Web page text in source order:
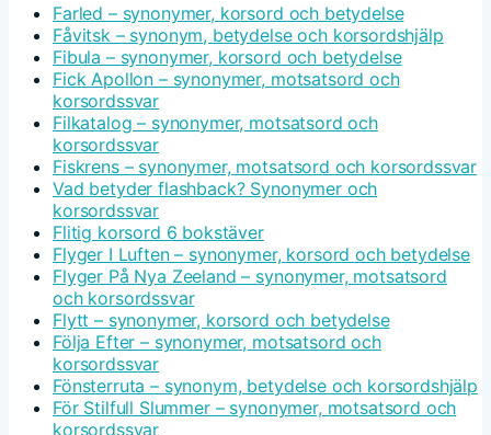
Farled – synonymer, korsord och betydelse
Fåvitsk – synonym, betydelse och korsordshjälp
Fibula – synonymer, korsord och betydelse
Fick Apollon – synonymer, motsatsord och
korsordssvar
Filkatalog – synonymer, motsatsord och
korsordssvar
Fiskrens – synonymer, motsatsord och korsordssvar
Vad betyder flashback? Synonymer och
korsordssvar
Flitig korsord 6 bokstäver
Flyger I Luften – synonymer, korsord och betydelse
Flyger På Nya Zeeland – synonymer, motsatsord
och korsordssvar
Flytt – synonymer, korsord och betydelse
Följa Efter – synonymer, motsatsord och
korsordssvar
Fönsterruta – synonym, betydelse och korsordshjälp
För Stilfull Slummer – synonymer, motsatsord och
korsordssvar